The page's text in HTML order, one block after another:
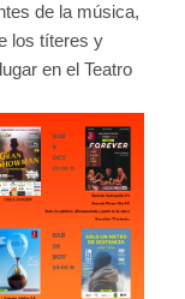
de la música,
los títeres y
en el Teatro